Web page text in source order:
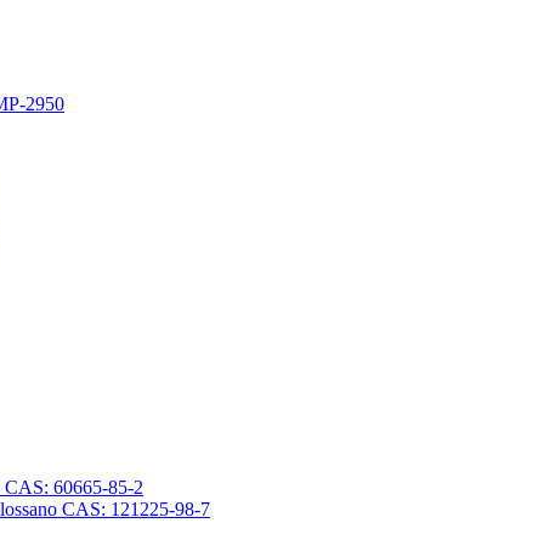
2950
CAS: 60665-85-2
CAS: 121225-98-7